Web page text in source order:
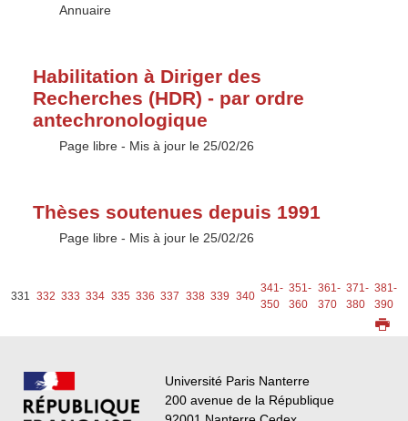
Type :
Annuaire
Habilitation à Diriger des
Recherches (HDR) - par ordre
antechronologique
Type :
Page libre - Mis à jour le 25/02/26
Thèses soutenues depuis 1991
Type :
Page libre - Mis à jour le 25/02/26
331 332 333 334 335 336 337 338 339 340
341-
350
351-
360
361-
370
371-
380
381-
390
Université Paris Nanterre
200 avenue de la République